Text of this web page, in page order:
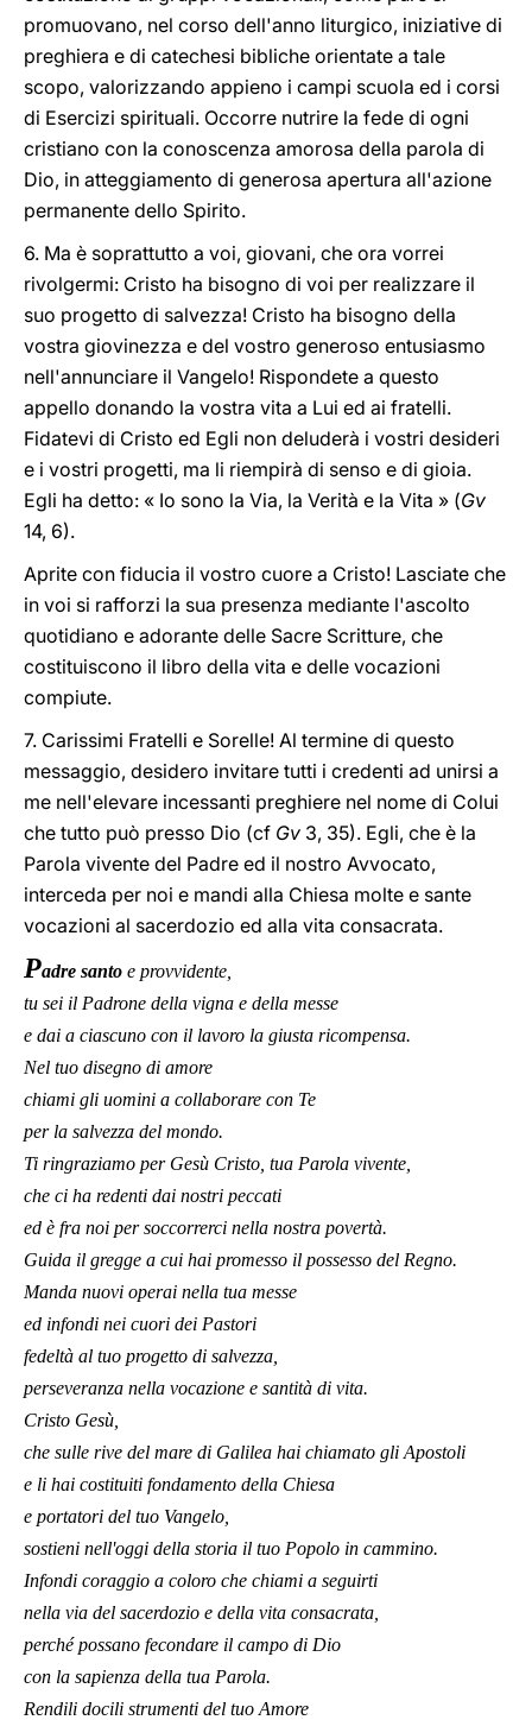
promuovano, nel corso dell'anno liturgico, iniziative di
preghiera e di catechesi bibliche orientate a tale
scopo, valorizzando appieno i campi scuola ed i corsi
di Esercizi spirituali. Occorre nutrire la fede di ogni
cristiano con la conoscenza amorosa della parola di
Dio, in atteggiamento di generosa apertura all'azione
permanente dello Spirito.
6. Ma è soprattutto a voi, giovani, che ora vorrei
rivolgermi: Cristo ha bisogno di voi per realizzare il
suo progetto di salvezza! Cristo ha bisogno della
vostra giovinezza e del vostro generoso entusiasmo
nell'annunciare il Vangelo! Rispondete a questo
appello donando la vostra vita a Lui ed ai fratelli.
Fidatevi di Cristo ed Egli non deluderà i vostri desideri
e i vostri progetti, ma li riempirà di senso e di gioia.
Egli ha detto: « Io sono la Via, la Verità e la Vita » (Gv
14, 6).
Aprite con fiducia il vostro cuore a Cristo! Lasciate che
in voi si rafforzi la sua presenza mediante l'ascolto
quotidiano e adorante delle Sacre Scritture, che
costituiscono il libro della vita e delle vocazioni
compiute.
7. Carissimi Fratelli e Sorelle! Al termine di questo
messaggio, desidero invitare tutti i credenti ad unirsi a
me nell'elevare incessanti preghiere nel nome di Colui
che tutto può presso Dio (cf Gv 3, 35). Egli, che è la
Parola vivente del Padre ed il nostro Avvocato,
interceda per noi e mandi alla Chiesa molte e sante
vocazioni al sacerdozio ed alla vita consacrata.
Padre santo e provvidente,
tu sei il Padrone della vigna e della messe
e dai a ciascuno con il lavoro la giusta ricompensa.
Nel tuo disegno di amore
chiami gli uomini a collaborare con Te
per la salvezza del mondo.
Ti ringraziamo per Gesù Cristo, tua Parola vivente,
che ci ha redenti dai nostri peccati
ed è fra noi per soccorrerci nella nostra povertà.
Guida il gregge a cui hai promesso il possesso del Regno.
Manda nuovi operai nella tua messe
ed infondi nei cuori dei Pastori
fedeltà al tuo progetto di salvezza,
perseveranza nella vocazione e santità di vita.
Cristo Gesù,
che sulle rive del mare di Galilea hai chiamato gli Apostoli
e li hai costituiti fondamento della Chiesa
e portatori del tuo Vangelo,
sostieni nell'oggi della storia il tuo Popolo in cammino.
Infondi coraggio a coloro che chiami a seguirti
nella via del sacerdozio e della vita consacrata,
perché possano fecondare il campo di Dio
con la sapienza della tua Parola.
Rendili docili strumenti del tuo Amore